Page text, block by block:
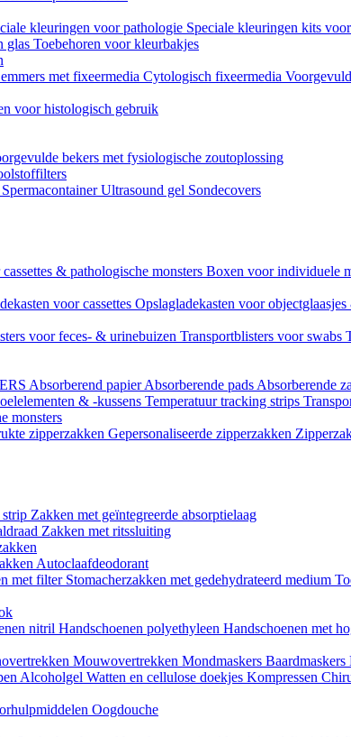
kleuringen voor pathologie Speciale kleuringen kits
glas Toebehoren voor kleurbakjes
met fixeermedia Cytologisch fixeermedia
voor histologisch gebruik
bekers met fysiologische zoutoplossing
SpermacontainerUltrasound gel Sondecovers
& pathologische monsters Boxen voor individuele
voor cassettes Opslagladekasten voor objectglaasjes
voor feces- & urinebuizen Transportblisters voor swabs
Absorberend papierAbsorberende pads Absorberende
& -kussens Temperatuur tracking strips
monsters
zipperzakken Gepersonaliseerde zipperzakken
Zakken met geïntegreerde absorptielaag
Zakken met ritssluiting
Autoclaafdeodorant
met filter Stomacherzakken met gedehydrateerd medium
nitril Handschoenen polyethyleen Handschoenen met
Mouwovertrekken Mondmaskers Baardmaskers
Alcoholgel Watten en cellulose doekjes Kompressen
Oogdouche